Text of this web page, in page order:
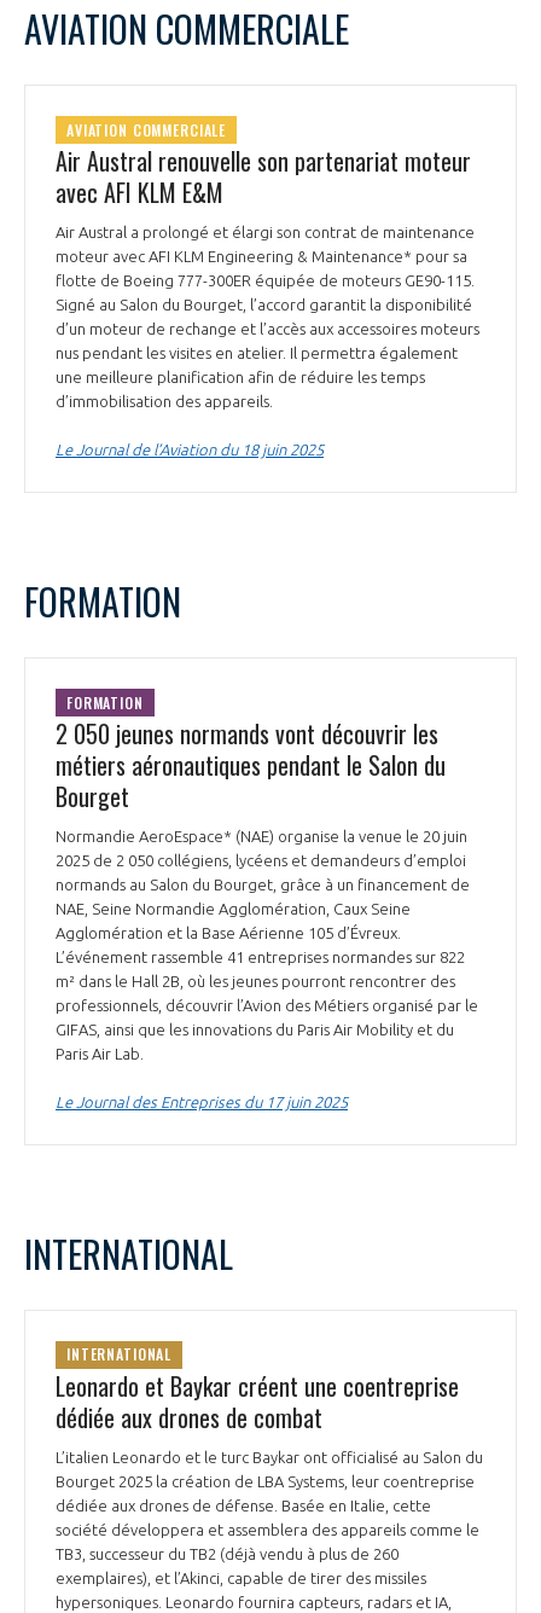
AVIATION COMMERCIALE
AVIATION COMMERCIALE
Air Austral renouvelle son partenariat moteur
avec AFI KLM E&M
Air Austral a prolongé et élargi son contrat de maintenance
moteur avec AFI KLM Engineering & Maintenance* pour sa
flotte de Boeing 777-300ER équipée de moteurs GE90-115.
Signé au Salon du Bourget, l’accord garantit la disponibilité
d’un moteur de rechange et l’accès aux accessoires moteurs
nus pendant les visites en atelier. Il permettra également
une meilleure planification afin de réduire les temps
d’immobilisation des appareils.
Le Journal de l’Aviation du 18 juin 2025
FORMATION
FORMATION
2 050 jeunes normands vont découvrir les
métiers aéronautiques pendant le Salon du
Bourget
Normandie AeroEspace* (NAE) organise la venue le 20 juin
2025 de 2 050 collégiens, lycéens et demandeurs d’emploi
normands au Salon du Bourget, grâce à un financement de
NAE, Seine Normandie Agglomération, Caux Seine
Agglomération et la Base Aérienne 105 d’Évreux.
L’événement rassemble 41 entreprises normandes sur 822
m² dans le Hall 2B, où les jeunes pourront rencontrer des
professionnels, découvrir l’Avion des Métiers organisé par le
GIFAS, ainsi que les innovations du Paris Air Mobility et du
Paris Air Lab.
Le Journal des Entreprises du 17 juin 2025
INTERNATIONAL
INTERNATIONAL
Leonardo et Baykar créent une coentreprise
dédiée aux drones de combat
L’italien Leonardo et le turc Baykar ont officialisé au Salon du
Bourget 2025 la création de LBA Systems, leur coentreprise
dédiée aux drones de défense. Basée en Italie, cette
société développera et assemblera des appareils comme le
TB3, successeur du TB2 (déjà vendu à plus de 260
exemplaires), et l’Akinci, capable de tirer des missiles
hypersoniques. Leonardo fournira capteurs, radars et IA,